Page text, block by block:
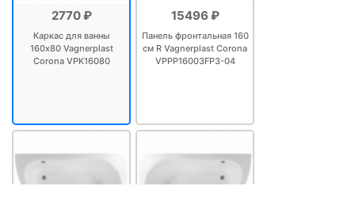
2770 ₽
Каркас для ванны
160х80 Vagnerplast
Corona VPK16080
15496 ₽
Панель фронтальная 160
см R Vagnerplast Corona
VPPP16003FP3-04